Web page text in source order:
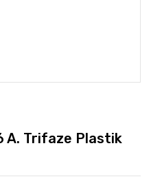
A. Trifaze Plastik